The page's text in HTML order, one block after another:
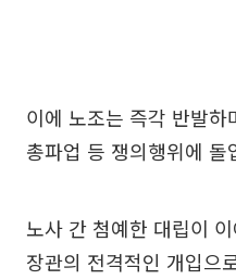
이에 노조는 즉각 반발
총파업 등 쟁의행위에
노사 간 첨예한 대립이
장관의 전격적인 개입으